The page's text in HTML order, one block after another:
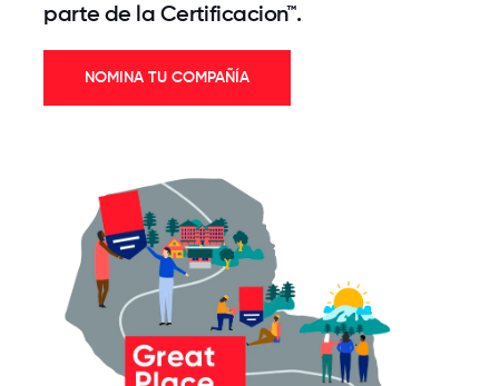
parte de la Certificacion™.
NOMINA TU COMPAÑÍA